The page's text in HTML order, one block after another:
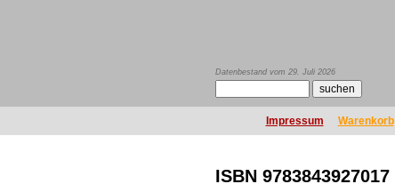
Datenbestand vom 29. Juli 2026
Impressum Warenkorb
ISBN 9783843927017